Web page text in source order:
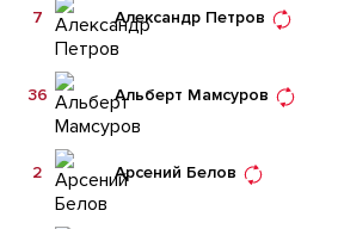
Александр Петров
7
Альберт Мамсуров
36
Арсений Белов
2